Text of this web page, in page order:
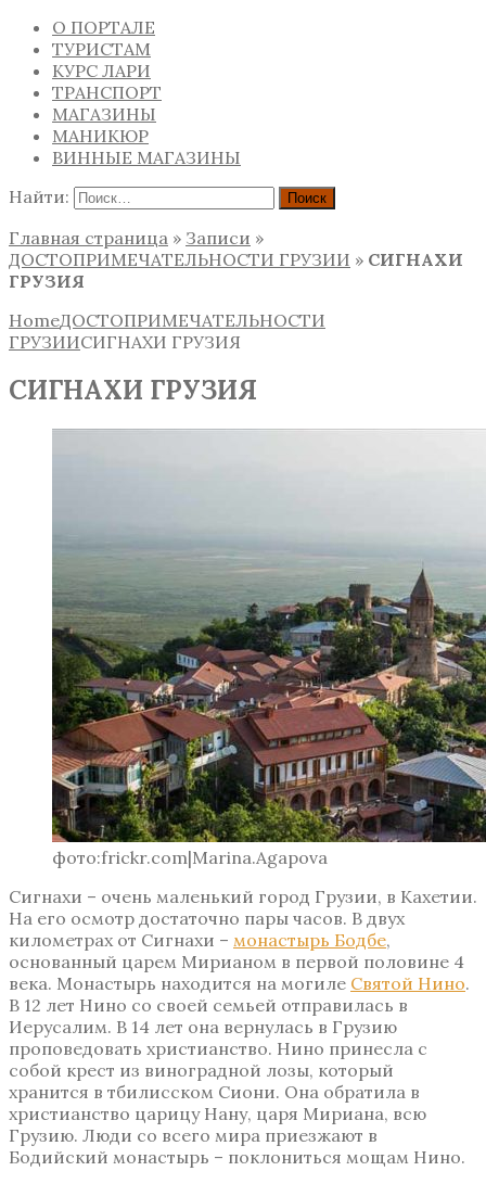
О ПОРТАЛЕ
ТУРИСТАМ
КУРС ЛАРИ
ТРАНСПОРТ
МАГАЗИНЫ
МАНИКЮР
ВИННЫЕ МАГАЗИНЫ
Найти:
Главная страница » Записи »
ДОСТОПРИМЕЧАТЕЛЬНОСТИ ГРУЗИИ » СИГНАХИ
ГРУЗИЯ
HomeДОСТОПРИМЕЧАТЕЛЬНОСТИ
ГРУЗИИСИГНАХИ ГРУЗИЯ
СИГНАХИ ГРУЗИЯ
фото:frickr.com|Marina.Agapova
Сигнахи – очень маленький город Грузии, в Кахетии.
На его осмотр достаточно пары часов. В двух
километрах от Сигнахи – монастырь Бодбе,
основанный царем Мирианом в первой половине 4
века. Монастырь находится на могиле Святой Нино.
В 12 лет Нино со своей семьей отправилась в
Иерусалим. В 14 лет она вернулась в Грузию
проповедовать христианство. Нино принесла с
собой крест из виноградной лозы, который
хранится в тбилисском Сиони. Она обратила в
христианство царицу Нану, царя Мириана, всю
Грузию. Люди со всего мира приезжают в
Бодийский монастырь – поклониться мощам Нино.